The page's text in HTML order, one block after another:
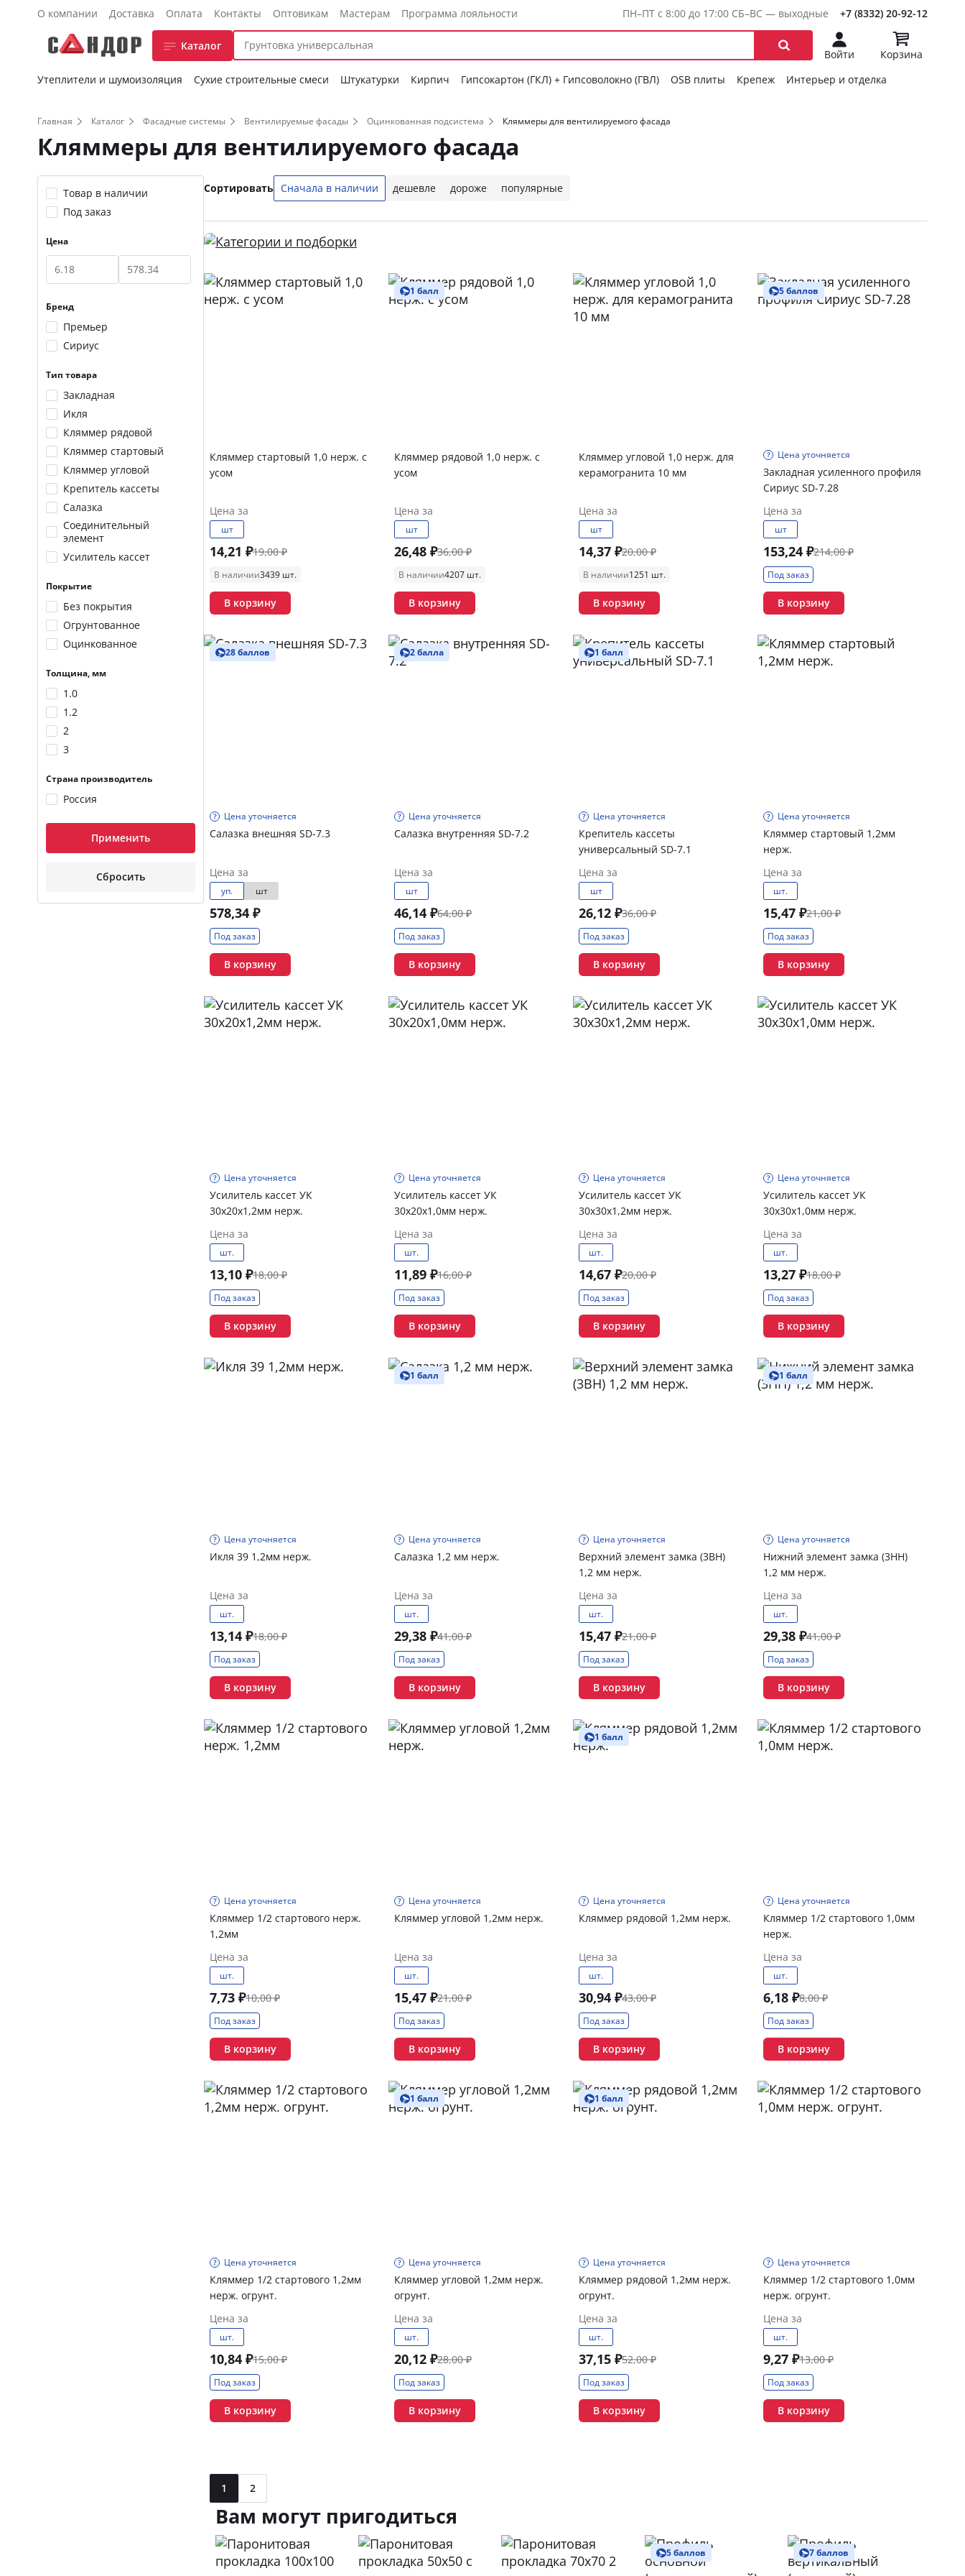
О компании Доставка Оплата Контакты Оптовикам Мастерам Программа лояльности ПН–ПТ с 8:00 до 17:00 СБ–ВС — выходные +7 (8332) 20-92-12
Каталог
Войти
Корзина
Утеплители и шумоизоляция
Сухие строительные смеси Штукатурки Кирпич Гипсокартон (ГКЛ) + Гипсоволокно (ГВЛ) OSB плиты Крепеж Интерьер и отделка
Главная Каталог Фасадные системы Вентилируемые фасады Оцинкованная подсистема Кляммеры для вентилируемого фасада
Кляммеры для вентилируемого фасада
Товар в наличии
Под заказ
Цена
Бренд
Премьер
Сириус
Тип товара
Закладная
Икля
Кляммер рядовой
Кляммер стартовый
Кляммер угловой
Крепитель кассеты
Салазка
Соединительный
элемент
Усилитель кассет
Покрытие
Без покрытия
Огрунтованное
Оцинкованное
Толщина, мм
1.0
1.2
2
3
Страна производитель
Россия
Применить
Сбросить
Сортировать Сначала в наличии дешевле дороже популярные
Кляммер стартовый 1,0 нерж. с
усом
Цена за
шт
14,21 ₽19,00 ₽
В наличии3439 шт.
В корзину
1 балл
Кляммер рядовой 1,0 нерж. с
усом
Цена за
шт
26,48 ₽36,00 ₽
В наличии4207 шт.
В корзину
Кляммер угловой 1,0 нерж. для
керамогранита 10 мм
Цена за
шт
14,37 ₽20,00 ₽
В наличии1251 шт.
В корзину
5 баллов
Цена уточняется
Закладная усиленного профиля
Сириус SD-7.28
Цена за
шт
153,24 ₽214,00 ₽
Под заказ
В корзину
28 баллов
Цена уточняется
Салазка внешняя SD-7.3
Цена за
уп. шт
578,34 ₽
Под заказ
В корзину
2 балла
Цена уточняется
Салазка внутренняя SD-7.2
Цена за
шт
46,14 ₽64,00 ₽
Под заказ
В корзину
1 балл
Цена уточняется
Крепитель кассеты
универсальный SD-7.1
Цена за
шт
26,12 ₽36,00 ₽
Под заказ
В корзину
Цена уточняется
Кляммер стартовый 1,2мм
нерж.
Цена за
шт.
15,47 ₽21,00 ₽
Под заказ
В корзину
Цена уточняется
Усилитель кассет УК
30х20х1,2мм нерж.
Цена за
шт.
13,10 ₽18,00 ₽
Под заказ
В корзину
Цена уточняется
Усилитель кассет УК
30х20х1,0мм нерж.
Цена за
шт.
11,89 ₽16,00 ₽
Под заказ
В корзину
Цена уточняется
Усилитель кассет УК
30х30х1,2мм нерж.
Цена за
шт.
14,67 ₽20,00 ₽
Под заказ
В корзину
Цена уточняется
Усилитель кассет УК
30х30х1,0мм нерж.
Цена за
шт.
13,27 ₽18,00 ₽
Под заказ
В корзину
Цена уточняется
Икля 39 1,2мм нерж.
Цена за
шт.
13,14 ₽18,00 ₽
Под заказ
В корзину
1 балл
Цена уточняется
Салазка 1,2 мм нерж.
Цена за
шт.
29,38 ₽41,00 ₽
Под заказ
В корзину
Цена уточняется
Верхний элемент замка (3ВН)
1,2 мм нерж.
Цена за
шт.
15,47 ₽21,00 ₽
Под заказ
В корзину
1 балл
Цена уточняется
Нижний элемент замка (3НН)
1,2 мм нерж.
Цена за
шт.
29,38 ₽41,00 ₽
Под заказ
В корзину
Цена уточняется
Кляммер 1/2 стартового нерж.
1,2мм
Цена за
шт.
7,73 ₽10,00 ₽
Под заказ
В корзину
Цена уточняется
Кляммер угловой 1,2мм нерж.
Цена за
шт.
15,47 ₽21,00 ₽
Под заказ
В корзину
1 балл
Цена уточняется
Кляммер рядовой 1,2мм нерж.
Цена за
шт.
30,94 ₽43,00 ₽
Под заказ
В корзину
Цена уточняется
Кляммер 1/2 стартового 1,0мм
нерж.
Цена за
шт.
6,18 ₽8,00 ₽
Под заказ
В корзину
Цена уточняется
Кляммер 1/2 стартового 1,2мм
нерж. огрунт.
Цена за
шт.
10,84 ₽15,00 ₽
Под заказ
В корзину
1 балл
Цена уточняется
Кляммер угловой 1,2мм нерж.
огрунт.
Цена за
шт.
20,12 ₽28,00 ₽
Под заказ
В корзину
1 балл
Цена уточняется
Кляммер рядовой 1,2мм нерж.
огрунт.
Цена за
шт.
37,15 ₽52,00 ₽
Под заказ
В корзину
Цена уточняется
Кляммер 1/2 стартового 1,0мм
нерж. огрунт.
Цена за
шт.
9,27 ₽13,00 ₽
Под заказ
В корзину
1 2
Вам могут пригодиться
5 баллов 7 баллов